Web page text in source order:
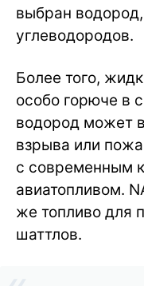
выбран
углеводородов.
Более того,
особо горюче в
водород может
взрыва или
с современным
авиатопливом.
же топливо для
шаттлов.